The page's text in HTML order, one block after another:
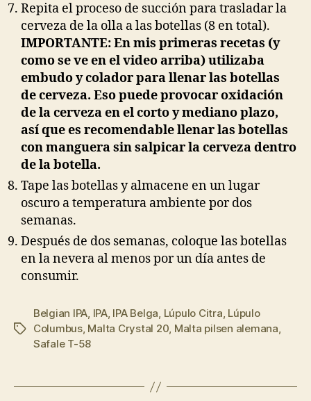
Repita el proceso de succión para trasladar la
cerveza de la olla a las botellas (8 en total).
IMPORTANTE: En mis primeras recetas (y
como se ve en el video arriba) utilizaba
embudo y colador para llenar las botellas
de cerveza. Eso puede provocar oxidación
de la cerveza en el corto y mediano plazo,
así que es recomendable llenar las botellas
con manguera sin salpicar la cerveza dentro
de la botella.
Tape las botellas y almacene en un lugar
oscuro a temperatura ambiente por dos
semanas.
Después de dos semanas, coloque las botellas
en la nevera al menos por un día antes de
consumir.
Etiquetas
Belgian IPA, IPA, IPA Belga, Lúpulo Citra, Lúpulo
Columbus, Malta Crystal 20, Malta pilsen alemana,
Safale T-58